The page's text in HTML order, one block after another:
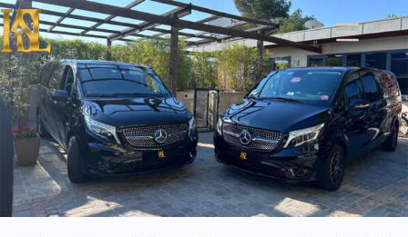
Passer
au
contenu